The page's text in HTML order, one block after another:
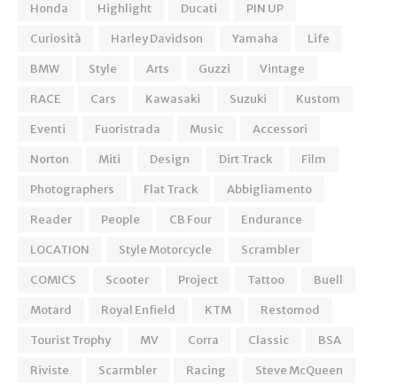
Honda
Highlight Ducati
PIN UP
Curiosità
Harley Davidson Yamaha
Life
BMW
Style Arts Guzzi
Vintage
RACE
Cars Kawasaki Suzuki
Kustom
Eventi
Fuoristrada Music
Accessori
Norton
Miti Design Dirt Track
Film
Photographers
Flat Track
Abbigliamento
Reader
People CB Four
Endurance
LOCATION
Style Motorcycle
Scrambler
COMICS
Scooter Project Tattoo
Buell
Motard
Royal Enfield KTM
Restomod
Tourist Trophy
MV Corra Classic
BSA
Riviste
Scarmbler Racing
Steve McQueen